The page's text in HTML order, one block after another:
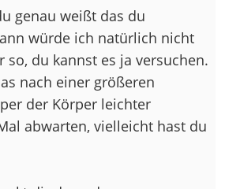
genau weißt das du
würde ich natürlich nicht
so, du kannst es ja versuchen.
nach einer größeren
der Körper leichter
abwarten, vielleicht hast du